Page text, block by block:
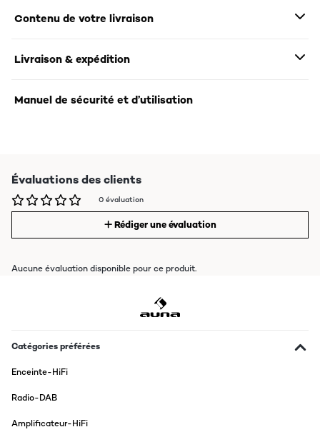
Contenu de votre livraison
Livraison & expédition
Manuel de sécurité et d’utilisation
Évaluations des clients
0 évaluation
Rédiger une évaluation
Aucune évaluation disponible pour ce produit.
Catégories préférées
Enceinte-HiFi
Radio-DAB
Amplificateur-HiFi